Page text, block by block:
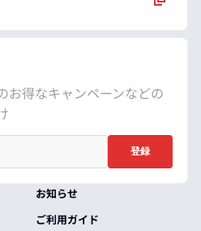
お得なキャンペーンなどの
登録
お知らせ
ご利用ガイド